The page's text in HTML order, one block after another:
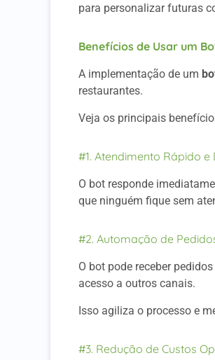
para personalizar futuras
Benefícios de Usar um
A implementação de um
restaurantes.
Veja os principais
#1. Atendimento Rápido e
O bot responde
que ninguém fique sem
#2. Automação de
O bot pode receber
acesso a outros canais.
Isso agiliza o processo e
#3. Redução de Custos